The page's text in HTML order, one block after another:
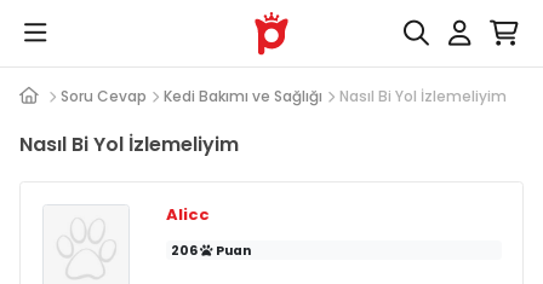
Soru Cevap Kedi Bakımı ve Sağlığı Nasıl Bi Yol İzlemeliyim
Nasıl Bi Yol İzlemeliyim
Alicc
206 Puan